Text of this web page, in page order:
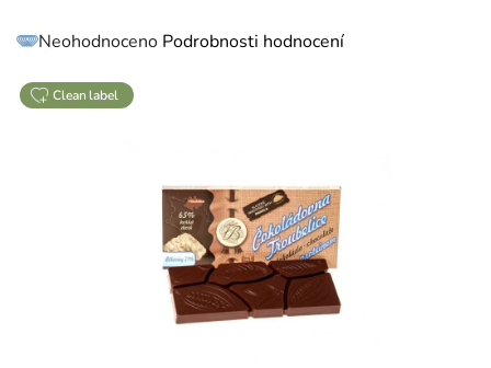
Průměrné
hodnocení
0,0
z
5
Neohodnoceno Podrobnosti hodnocení
clean label